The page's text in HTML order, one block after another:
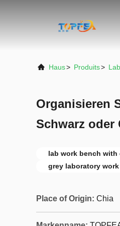
Haus> Produits>
Organisieren
Schwarz oder
lab work bench with
grey laboratory
Place of Origin: Chia